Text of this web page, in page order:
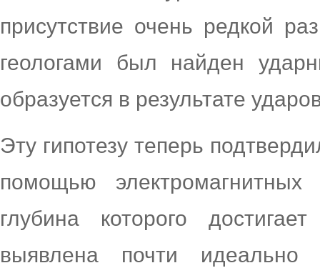
присутствие очень редкой
геологами был найден
образуется в результате
Эту гипотезу теперь
помощью
глубина которого
выявлена почти идеально